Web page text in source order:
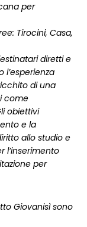
per
Tirocini, Casa,
diretti e
l’esperienza
di una
come
obiettivi
e la
allo studio e
l’inserimento
per
Giovanisì sono